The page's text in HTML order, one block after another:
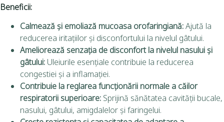
Beneficii:
Calmează și emoliază mucoasa orofaringiană:Ajută la
reducerea iritațiilor și disconfortului la nivelul gâtului.
Ameliorează senzația de disconfort la nivelul nasului și
gâtului: Uleiurile esențiale contribuie la reducerea
congestiei și a inflamației.
Contribuie la reglarea funcționării normale a căilor
respiratorii superioare: Sprijină sănătatea cavității bucale,
nasului, gâtului, amigdalelor și faringelui.